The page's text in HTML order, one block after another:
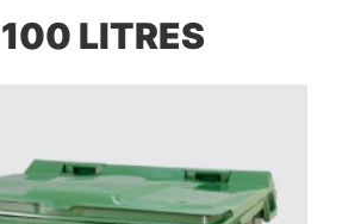
LITRES